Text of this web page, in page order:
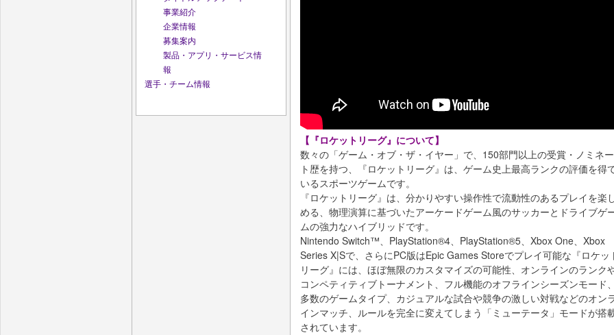
事業紹介
企業情報
募集案内
製品・アプリ・サービス情
報
選手・チーム情報
【『ロケットリーグ』について】
数々の「ゲーム・オブ・ザ・イヤー」で、150部門以上の受賞・ノミネー
ト歴を持つ、『ロケットリーグ』は、ゲーム史上最高ランクの評価を得
いるスポーツゲームです。
『ロケットリーグ』は、分かりやすい操作性で流動性のあるプレイを楽
める、物理演算に基づいたアーケードゲーム風のサッカーとドライブゲ
ムの強力なハイブリッドです。
Nintendo Switch™、PlayStation®4、PlayStation®5、Xbox One、Xbox
Series X|Sで、さらにPC版はEpic Games Storeでプレイ可能な『ロケッ
リーグ』には、ほぼ無限のカスタマイズの可能性、オンラインのランク
コンペティティブトーナメント、フル機能のオフラインシーズンモード
多数のゲームタイプ、カジュアルな試合や競争の激しい対戦などのオン
インマッチ、ルールを完全に変えてしまう「ミューテータ」モードが搭
されています。